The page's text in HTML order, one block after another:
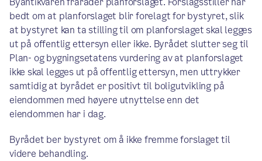
bedt om at planforslaget blir forelagt for bystyret, slik
at bystyret kan ta stilling til om planforslaget skal legges
ut på offentlig ettersyn eller ikke. Byrådet slutter seg til
Plan- og bygningsetatens vurdering av at planforslaget
ikke skal legges ut på offentlig ettersyn, men uttrykker
samtidig at byrådet er positivt til boligutvikling på
eiendommen med høyere utnyttelse enn det
eiendommen har i dag.
Byrådet ber bystyret om å ikke fremme forslaget til
videre behandling.